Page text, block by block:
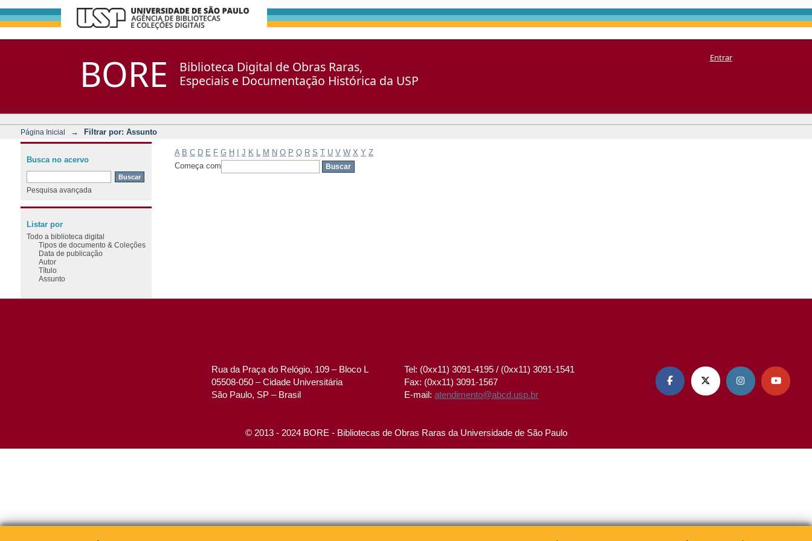
BORE
Biblioteca Digital de Obras Raras,
Especiais e Documentação Histórica da USP
Entrar
Página Inicial → Filtrar por: Assunto
A B C D E F G H J K M N O P Q R S T U V W X Y Z
Começa com
Busca no acervo
Pesquisa avançada
Listar por
Todo a biblioteca digital
Tipos de documento & Coleções
Data de publicação
Autor
Título
Assunto
Rua da Praça do Relógio, 109 – Bloco L
05508-050 – Cidade Universitária
São Paulo, SP – Brasil
Tel: (0xx11) 3091-4195 / (0xx11) 3091-1541
Fax: (0xx11) 3091-1567
E-mail:atendimento@abcd.usp.br
   
© 2013 - 2024 BORE - Bibliotecas de Obras Raras da Universidade de São Paulo